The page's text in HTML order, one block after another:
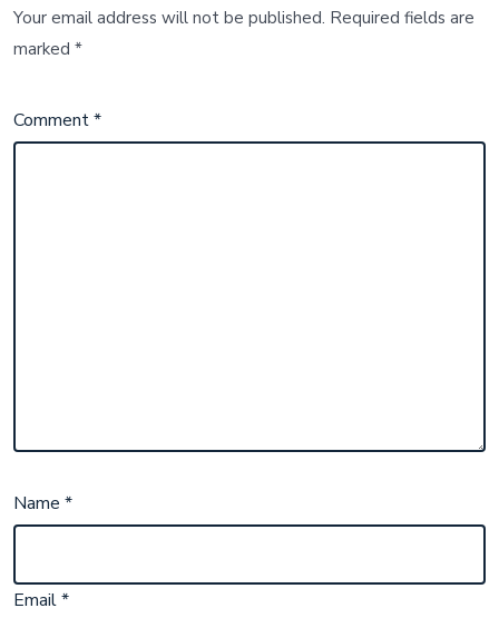
Your email address will not be published. Required fields are
marked*
Comment*
Name*
Email*